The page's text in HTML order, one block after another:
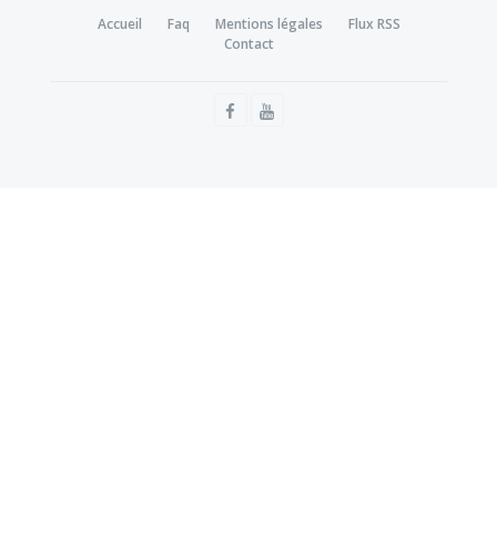
Accueil Faq Mentions légales
Flux RSS
Contact